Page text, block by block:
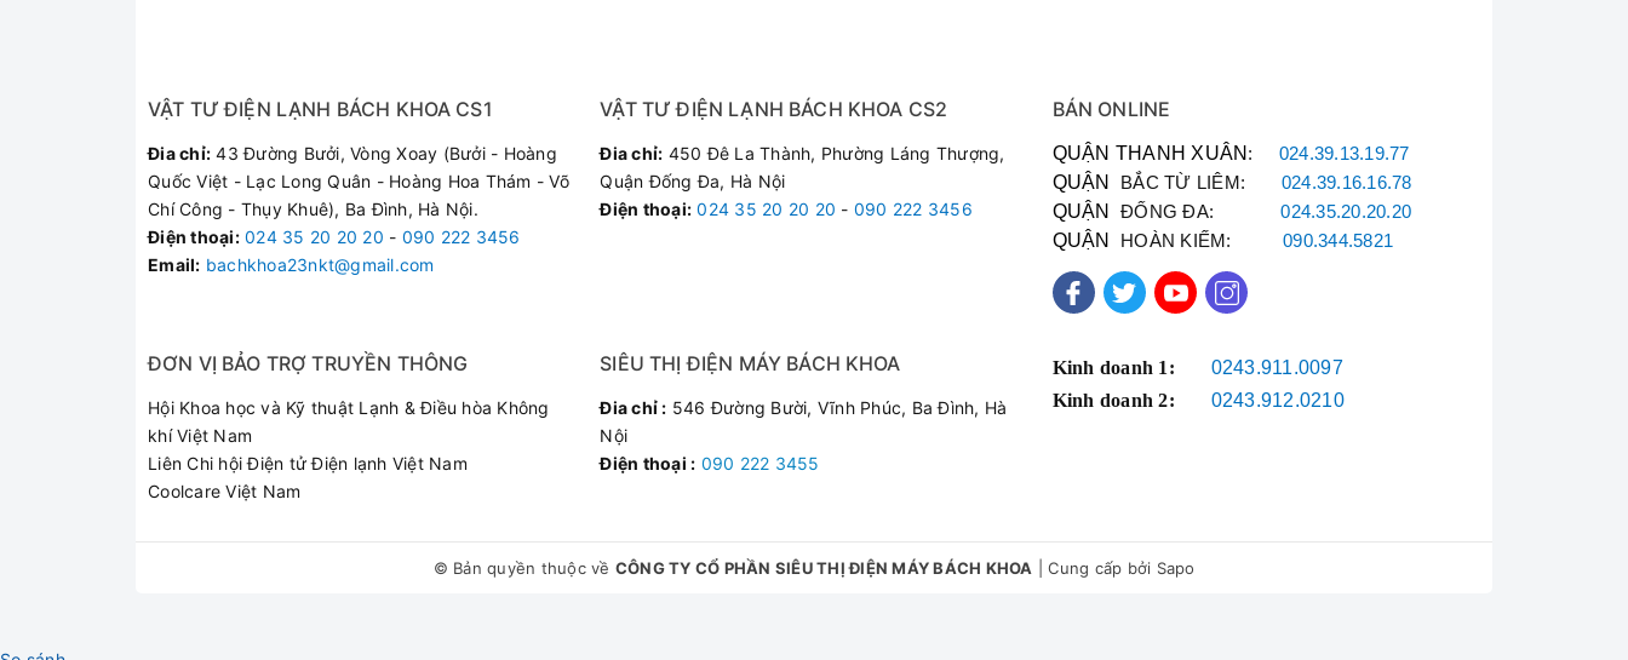
VẬT TƯ ĐIỆN LẠNH BÁCH KHOA CS1
Đia chỉ: 43 Đường Bưởi, Vòng Xoay (Bưởi - Hoàng
Quốc Việt - Lạc Long Quân - Hoàng Hoa Thám - Võ
Chí Công - Thụy Khuê), Ba Đình, Hà Nội.
Điện thoại: 024 35 20 20 20 - 090 222 3456
Email: bachkhoa23nkt@gmail.com
VẬT TƯ ĐIỆN LẠNH BÁCH KHOA CS2
Đia chỉ: 450 Đê La Thành, Phường Láng Thượng,
Quận Đống Đa, Hà Nội
Điện thoại: 024 35 20 20 20 - 090 222 3456
BÁN ONLINE
QUẬN THANH XUÂN : 024.39.13.19.77
QUẬN BẮC TỪ LIÊM: 024.39.16.16.78
QUẬN ĐỐNG ĐA:024.35.20.20.20
QUẬN HOÀN KIẾM:090.344.5821
ĐƠN VỊ BẢO TRỢ TRUYỀN THÔNG
Hội Khoa học và Kỹ thuật Lạnh & Điều hòa Không
khí Việt Nam
Liên Chi hội Điện tử Điện lạnh Việt Nam
Coolcare Việt Nam
SIÊU THỊ ĐIỆN MÁY BÁCH KHOA
Đia chỉ : 546 Đường Bười, Vĩnh Phúc, Ba Đình, Hà
Nội
Điện thoại : 090 222 3455
Kinh doanh 1:
0243.911.0097
Kinh doanh 2:
0243.912.0210
© Bản quyền thuộc về CÔNG TY CỔ PHẦN SIÊU THỊ ĐIỆN MÁY BÁCH KHOA Cung cấp bởi Sapo